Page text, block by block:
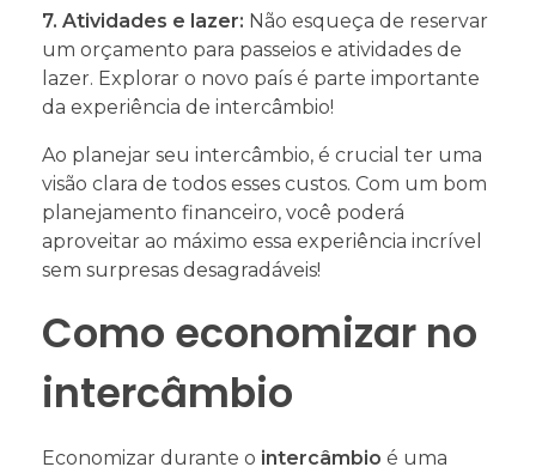
7. Atividades e lazer: Não esqueça de reservar
um orçamento para passeios e atividades de
lazer. Explorar o novo país é parte importante
da experiência de intercâmbio!
Ao planejar seu intercâmbio, é crucial ter uma
visão clara de todos esses custos. Com um bom
planejamento financeiro, você poderá
aproveitar ao máximo essa experiência incrível
sem surpresas desagradáveis!
Como economizar no
intercâmbio
Economizar durante o intercâmbio é uma